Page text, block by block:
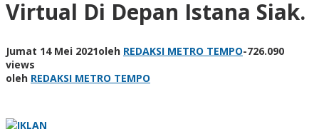
Virtual Di Depan Istana Siak.
Jumat 14 Mei 2021oleh REDAKSI METRO TEMPO-726.090
views
oleh REDAKSI METRO TEMPO